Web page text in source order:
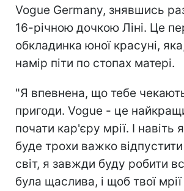
Vogue Germany, знявшись
16-річною дочкою Ліні. Це
обкладинка юної красуні,
намір піти по стопах матері.
"Я впевнена, що тебе
пригоди. Vogue - це
почати кар'єру мрії. І навіть
буде трохи важко
світ, я завжди буду робити
була щаслива, і щоб твої